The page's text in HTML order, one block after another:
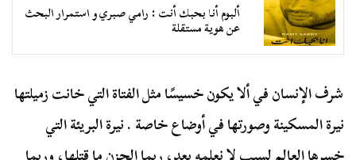
ألبوم أنا بحبك أنت : رامي صبري و استمرار البحث
عن هوية مستقلة
شرف الإنسان في ألا يكون خسيسًا مثل الفتاة التي خانت زميلتها
نيرة المسكينة وصورتها في أوضاع خاصة . نيرة البريئة التي